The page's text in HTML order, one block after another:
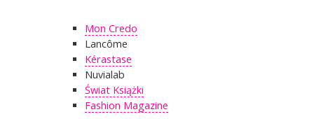
Mon Credo
Lancôme
Kérastase
Nuvialab
Świat Książki
Fashion Magazine